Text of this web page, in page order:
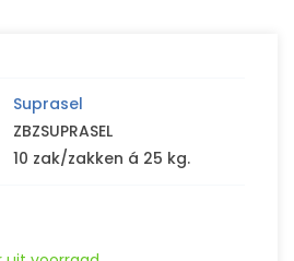
Suprasel
ZBZSUPRASEL
10 zak/zakken á 25 kg.